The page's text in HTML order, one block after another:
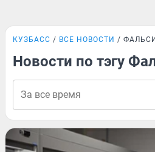
КУЗБАСС ВСЕ НОВОСТИ
Новости по тэгу